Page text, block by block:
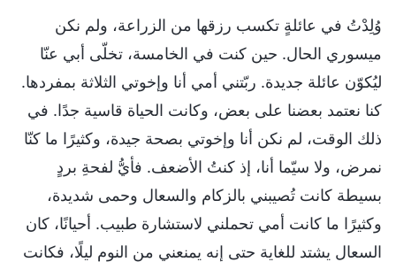
وُلِدْتُ في عائلةٍ تكسب رزقها من الزراعة، ولم نكن
ميسوري الحال. حين كنت في الخامسة، تخلّى أبي عنّا
ليُكوّن عائلة جديدة. ربّتني أمي أنا وإخوتي الثلاثة بمفردها.
كنا نعتمد بعضنا على بعض، وكانت الحياة قاسية جدًا. في
ذلك الوقت، لم نكن أنا وإخوتي بصحة جيدة، وكثيرًا ما كنّا
نمرض، ولا سيّما أنا، إذ كنتُ الأضعف. فأيُّ لفحةِ بردٍ
بسيطة كانت تُصيبني بالزكام والسعال وحمى شديدة،
وكثيرًا ما كانت أمي تحملني لاستشارة طبيب. أحيانًا، كان
السعال يشتد للغاية حتى إنه يمنعني من النوم ليلًا، فكانت